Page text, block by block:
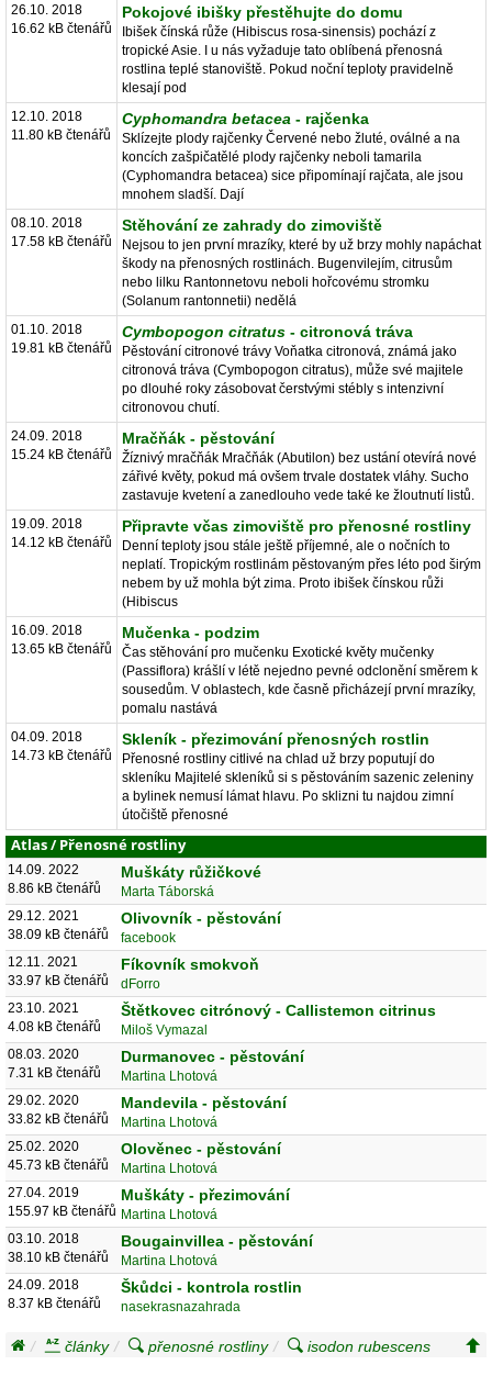
26.10. 2018
16.62 kB čtenářů
Pokojové ibišky přestěhujte do domu
Ibišek čínská růže (Hibiscus rosa-sinensis) pochází z
tropické Asie. I u nás vyžaduje tato oblíbená přenosná
rostlina teplé stanoviště. Pokud noční teploty pravidelně
klesají pod
12.10. 2018
11.80 kB čtenářů
Cyphomandra betacea - rajčenka
Sklízejte plody rajčenky Červené nebo žluté, oválné a na
koncích zašpičatělé plody rajčenky neboli tamarila
(Cyphomandra betacea) sice připomínají rajčata, ale jsou
mnohem sladší. Dají
08.10. 2018
17.58 kB čtenářů
Stěhování ze zahrady do zimoviště
Nejsou to jen první mrazíky, které by už brzy mohly napáchat
škody na přenosných rostlinách. Bugenvilejím, citrusům
nebo lilku Rantonnetovu neboli hořcovému stromku
(Solanum rantonnetii) nedělá
01.10. 2018
19.81 kB čtenářů
Cymbopogon citratus - citronová tráva
Pěstování citronové trávy Voňatka citronová, známá jako
citronová tráva (Cymbopogon citratus), může své majitele
po dlouhé roky zásobovat čerstvými stébly s intenzivní
citronovou chutí.
24.09. 2018
15.24 kB čtenářů
Mračňák - pěstování
Žíznivý mračňák Mračňák (Abutilon) bez ustání otevírá nové
zářivé květy, pokud má ovšem trvale dostatek vláhy. Sucho
zastavuje kvetení a zanedlouho vede také ke žloutnutí listů.
19.09. 2018
14.12 kB čtenářů
Připravte včas zimoviště pro přenosné rostliny
Denní teploty jsou stále ještě příjemné, ale o nočních to
neplatí. Tropickým rostlinám pěstovaným přes léto pod širým
nebem by už mohla být zima. Proto ibišek čínskou růži
(Hibiscus
16.09. 2018
13.65 kB čtenářů
Mučenka - podzim
Čas stěhování pro mučenku Exotické květy mučenky
(Passiflora) krášlí v létě nejedno pevné odclonění směrem k
sousedům. V oblastech, kde časně přicházejí první mrazíky,
pomalu nastává
04.09. 2018
14.73 kB čtenářů
Skleník - přezimování přenosných rostlin
Přenosné rostliny citlivé na chlad už brzy poputují do
skleníku Majitelé skleníků si s pěstováním sazenic zeleniny
a bylinek nemusí lámat hlavu. Po sklizni tu najdou zimní
útočiště přenosné
Atlas/Přenosné rostliny
14.09. 2022
8.86 kB čtenářů
Muškáty růžičkové
Marta Táborská
29.12. 2021
38.09 kB čtenářů
Olivovník - pěstování
facebook
12.11. 2021
33.97 kB čtenářů
Fíkovník smokvoň
dForro
23.10. 2021
4.08 kB čtenářů
Štětkovec citrónový - Callistemon citrinus
Miloš Vymazal
08.03. 2020
7.31 kB čtenářů
Durmanovec - pěstování
Martina Lhotová
29.02. 2020
33.82 kB čtenářů
Mandevila - pěstování
Martina Lhotová
25.02. 2020
45.73 kB čtenářů
Olověnec - pěstování
Martina Lhotová
27.04. 2019
155.97 kB čtenářů
Muškáty - přezimování
Martina Lhotová
03.10. 2018
38.10 kB čtenářů
Bougainvillea - pěstování
Martina Lhotová
24.09. 2018
8.37 kB čtenářů
Škůdci - kontrola rostlin
nasekrasnazahrada
články přenosné rostliny
isodon rubescens